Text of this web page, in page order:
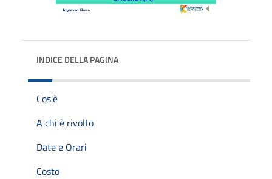
INDICE DELLA PAGINA
Cos'è
A chi è rivolto
Date e Orari
Costo